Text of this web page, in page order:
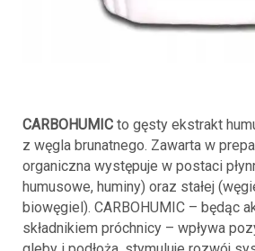
CARBOHUMIC to gęsty ekstrakt
z węgla brunatnego. Zawarta w
organiczna występuje w postaci
humusowe, huminy) oraz stałej
biowęgiel). CARBOHUMIC – będąc
składnikiem próchnicy – wpływa